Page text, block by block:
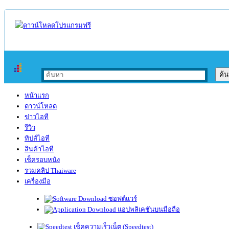
หน้าแรก
ดาวน์โหลด
ข่าวไอที
รีวิว
ทิปส์ไอที
สินค้าไอที
เช็ครอบหนัง
รวมคลิป Thaiware
เครื่องมือ
ซอฟต์แวร์
แอปพลิเคชันบนมือถือ
เช็คความเร็วเน็ต (Speedtest)